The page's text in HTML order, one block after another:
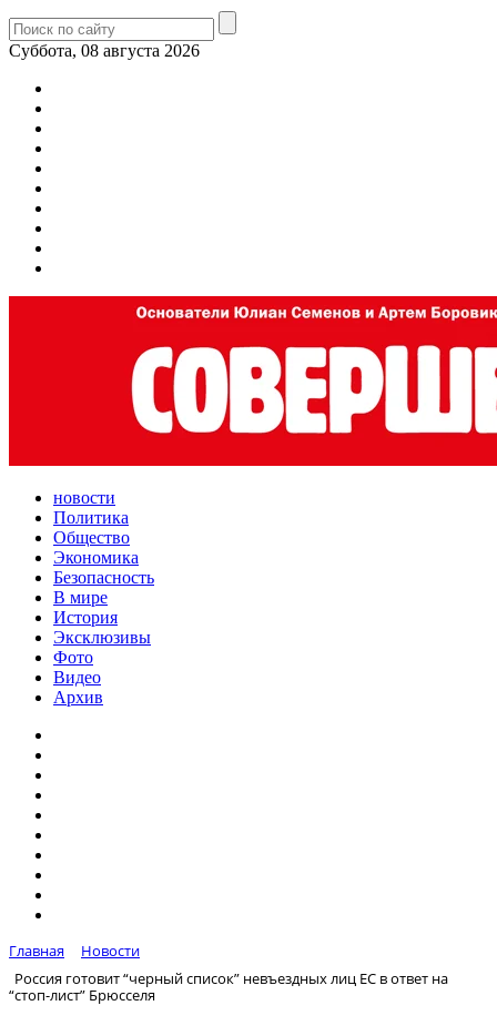
Суббота, 08 августа 2026
новости
Политика
Общество
Экономика
Безопасность
В мире
История
Эксклюзивы
Фото
Видео
Архив
Главная
Новости
Россия готовит “черный список” невъездных лиц ЕС в ответ на
“стоп-лист” Брюсселя